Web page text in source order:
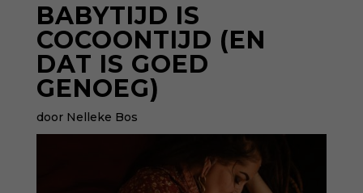
BABYTIJD IS
COCOONTIJD (EN
DAT IS GOED
GENOEG)
door Nelleke Bos